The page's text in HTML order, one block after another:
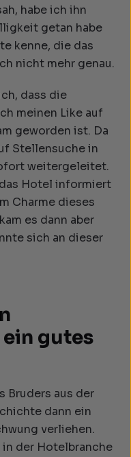
habe ich ihn
getan habe
kenne, die das
nicht mehr genau.
dass die
meinen Like auf
geworden ist. Da
Stellensuche in
weitergeleitet.
Hotel informiert
Charme dieses
es dann aber
sich an dieser
gutes
Bruders aus der
dann ein
verliehen.
der Hotelbranche